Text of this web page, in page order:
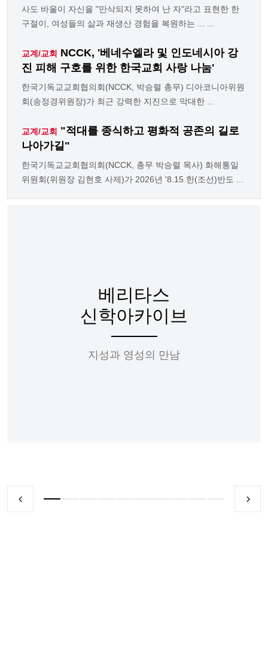
사도 바울이 자신을 "만삭되지 못하여 난 자"라고 표현한 한
구절이, 여성들의 삶과 재생산 경험을 복원하는 ... ...
교계/교회 NCCK, '베네수엘라 및 인도네시아 강
진 피해 구호를 위한 한국교회 사랑 나눔'
한국기독교교회협의회(NCCK, 박승렬 총무) 디아코니아위원
회(송정경위원장)가 최근 강력한 지진으로 막대한 ...
교계/교회 "적대를 종식하고 평화적 공존의 길로
나아가길"
한국기독교교회협의회(NCCK, 총무 박승렬 목사) 화해통일
위원회(위원장 김현호 사제)가 2026년 '8.15 한(조선)반도 ...
베리타스
신학아카이브
지성과 영성의 만남